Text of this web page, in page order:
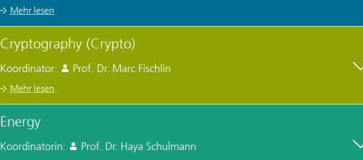
Mehr lesen
Cryptography (Crypto)
Koordinator: Prof. Dr. Marc Fischlin
Mehr lesen
Energy
Koordinatorin: Prof. Dr. Haya Schulmann